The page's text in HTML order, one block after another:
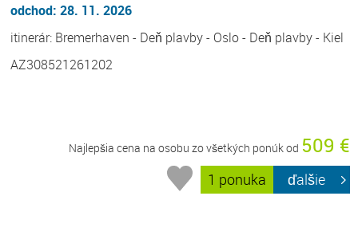
odchod: 28. 11. 2026
itinerár: Bremerhaven - Deň plavby - Oslo - Deň plavby - Kiel
AZ308521261202
Najlepšia cena na osobu zo všetkých ponúk od 509 €
1 ponuka ďalšie